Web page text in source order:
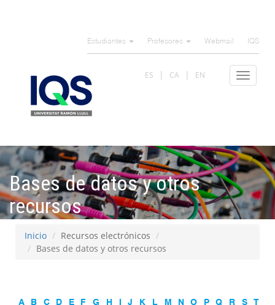
Estudiantes Profesores Webmail IQS
Toggle
ES CA EN
Bases de datos y otros
recursos
Inicio
Recursos electrónicos
Bases de datos y otros recursos
A B C D E F G H J K L M N O P Q R S
T